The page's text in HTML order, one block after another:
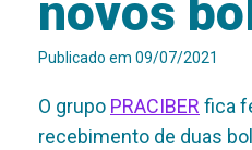
novos
Publicado em 09/07/2021
O grupo PRACIBER fica
recebimento de duas